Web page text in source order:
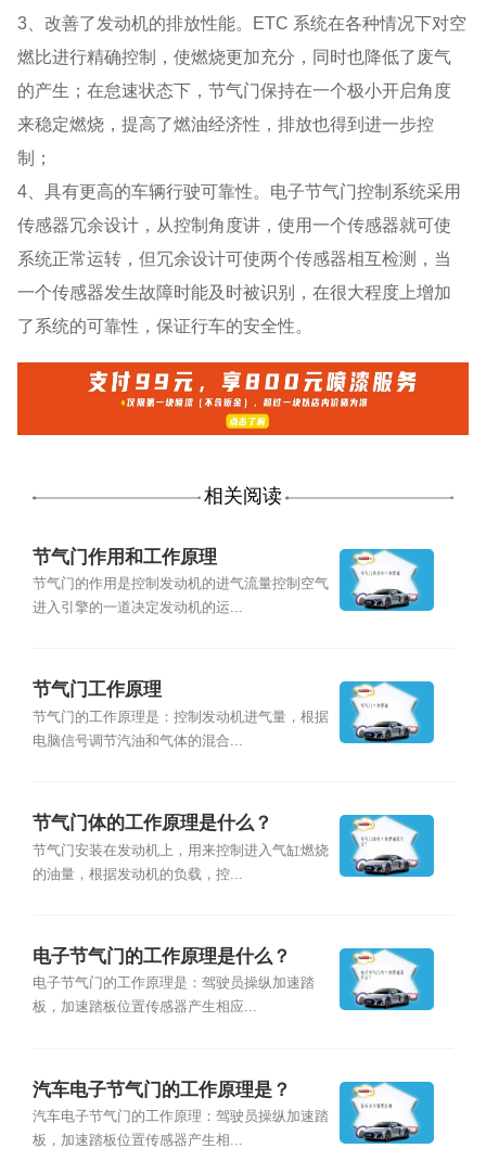
3、改善了发动机的排放性能。ETC 系统在各种情况下对空
燃比进行精确控制，使燃烧更加充分，同时也降低了废气
的产生；在怠速状态下，节气门保持在一个极小开启角度
来稳定燃烧，提高了燃油经济性，排放也得到进一步控
制；
4、具有更高的车辆行驶可靠性。电子节气门控制系统采用
传感器冗余设计，从控制角度讲，使用一个传感器就可使
系统正常运转，但冗余设计可使两个传感器相互检测，当
一个传感器发生故障时能及时被识别，在很大程度上增加
了系统的可靠性，保证行车的安全性。
相关阅读
节气门作用和工作原理
节气门的作用是控制发动机的进气流量控制空气
进入引擎的一道决定发动机的运...
节气门工作原理
节气门的工作原理是：控制发动机进气量，根据
电脑信号调节汽油和气体的混合...
节气门体的工作原理是什么？
节气门安装在发动机上，用来控制进入气缸燃烧
的油量，根据发动机的负载，控...
电子节气门的工作原理是什么？
电子节气门的工作原理是：驾驶员操纵加速踏
板，加速踏板位置传感器产生相应...
汽车电子节气门的工作原理是？
汽车电子节气门的工作原理：驾驶员操纵加速踏
板，加速踏板位置传感器产生相...